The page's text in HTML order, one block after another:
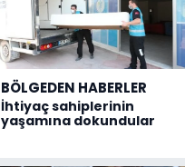
BÖLGEDEN HABERLER
İhtiyaç sahiplerinin
yaşamına dokundular